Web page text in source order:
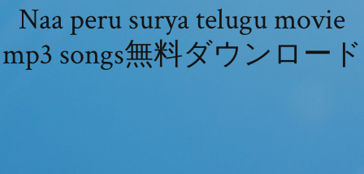
Naa peru surya telugu movie
mp3 songs無料ダウンロード